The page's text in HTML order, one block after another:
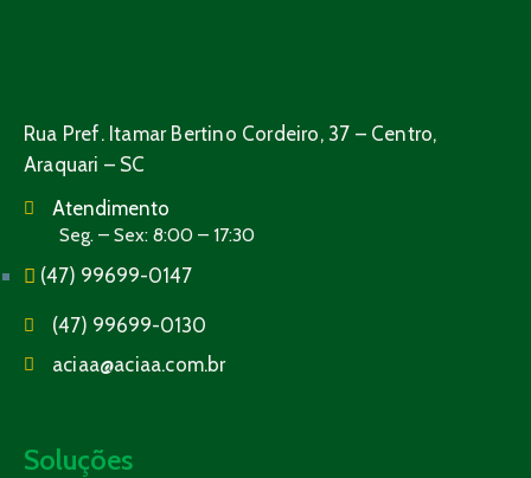
Rua Pref. Itamar Bertino Cordeiro, 37 – Centro,
Araquari – SC
Atendimento
Seg. – Sex: 8:00 – 17:30
(47) 99699-0147
(47) 99699-0130
aciaa@aciaa.com.br
Soluções